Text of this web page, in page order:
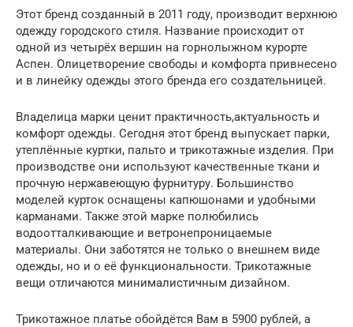
Этот бренд созданный в 2011 году, производит верхнюю
одежду городского стиля. Название происходит от
одной из четырёх вершин на горнолыжном курорте
Аспен. Олицетворение свободы и комфорта привнесено
и в линейку одежды этого бренда его создательницей.
Владелица марки ценит практичность,актуальность и
комфорт одежды. Сегодня этот бренд выпускает парки,
утеплённые куртки, пальто и трикотажные изделия. При
производстве они используют качественные ткани и
прочную нержавеющую фурнитуру. Большинство
моделей курток оснащены капюшонами и удобными
карманами. Также этой марке полюбились
водоотталкивающие и ветронепроницаемые
материалы. Они заботятся не только о внешнем виде
одежды, но и о её функциональности. Трикотажные
вещи отличаются минималистичным дизайном.
Трикотажное платье обойдётся Вам в 5900 рублей, а